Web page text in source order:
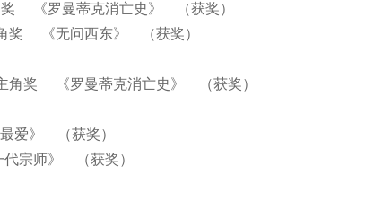
《罗曼蒂克消亡史》 （获奖）
奖 《无问西东》 （获奖）
角奖 《罗曼蒂克消亡史》 （获奖）
爱》 （获奖）
宗师》 （获奖）